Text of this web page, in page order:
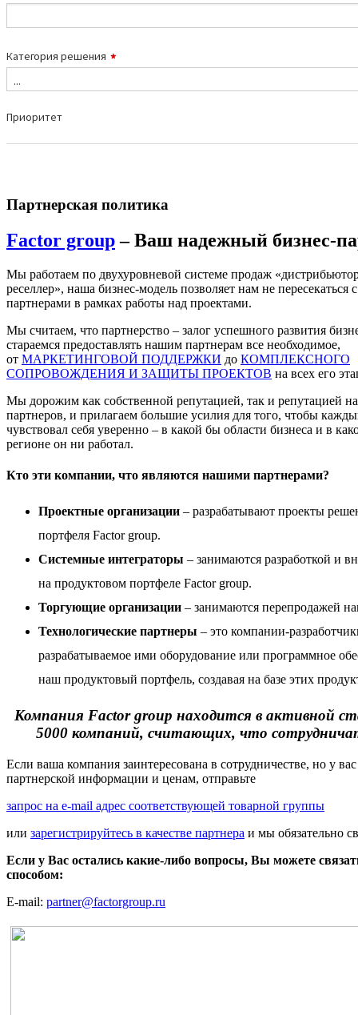
Партнерская политика
Factor group– Ваш надежный бизнес-
Мы работаем по двухуровневой системе продаж
реселлер», наша бизнес-модель позволяет нам не пересекаться с
партнерами в рамках работы над проектами.
Мы считаем, что партнерство – залог успешного развития
стараемся предоставлять нашим партнерам все необходимое,
от МАРКЕТИНГОВОЙ ПОДДЕРЖКИ до КОМПЛЕКСНОГО
СОПРОВОЖДЕНИЯ И ЗАЩИТЫ ПРОЕКТОВ на всех его
Мы дорожим как собственной репутацией, так и репутацией
партнеров, и прилагаем большие усилия для того, чтобы
чувствовал себя уверенно – в какой бы области бизнеса и в
регионе он ни работал.
Кто эти компании, что являются нашими партнерами?
Проектные организации – разрабатывают проекты
портфеля Factor group.
Системные интеграторы – занимаются разработкой и
на продуктовом портфеле Factor group.
Торгующие организации – занимаются перепродажей
Технологические партнеры – это компании-
разрабатываемое ими оборудование или программное
наш продуктовый портфель, создавая на базе этих
Компания Factor group находится в активной
5000 компаний, считающих, что
Если ваша компания заинтересована в сотрудничестве, но у
партнерской информации и ценам, отправьте
запрос на e-mail адрес соответствующей товарной группы
или зарегистрируйтесь в качестве партнера и мы обязательно
Если у Вас остались какие-либо вопросы, Вы можете
способом:
E-mail: partner@factorgroup.ru